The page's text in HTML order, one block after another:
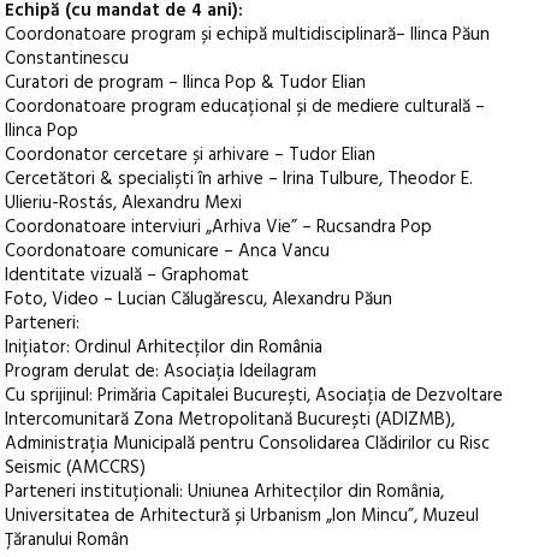
Echipă (cu mandat de 4 ani):
Coordonatoare program și echipă multidisciplinară– Ilinca Păun
Constantinescu
Curatori de program – Ilinca Pop & Tudor Elian
Coordonatoare program educațional și de mediere culturală –
Ilinca Pop
Coordonator cercetare și arhivare – Tudor Elian
Cercetători & specialiști în arhive – Irina Tulbure, Theodor E.
Ulieriu-Rostás, Alexandru Mexi
Coordonatoare interviuri „Arhiva Vie” – Rucsandra Pop
Coordonatoare comunicare – Anca Vancu
Identitate vizuală – Graphomat
Foto, Video – Lucian Călugărescu, Alexandru Păun
Parteneri:
Inițiator: Ordinul Arhitecților din România
Program derulat de: Asociația Ideilagram
Cu sprijinul: Primăria Capitalei București, Asociația de Dezvoltare
Intercomunitară Zona Metropolitană București (ADIZMB),
Administrația Municipală pentru Consolidarea Clădirilor cu Risc
Seismic (AMCCRS)
Parteneri instituționali: Uniunea Arhitecților din România,
Universitatea de Arhitectură și Urbanism „Ion Mincu”, Muzeul
Țăranului Român